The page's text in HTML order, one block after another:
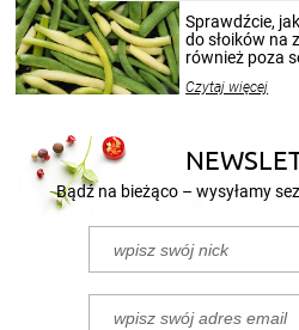
patenty, które
przetworów.
Sprawdźcie,
do słoików na
również poza
nasze
Czytaj więcej
Bądź na bieżąco – wysyłamy